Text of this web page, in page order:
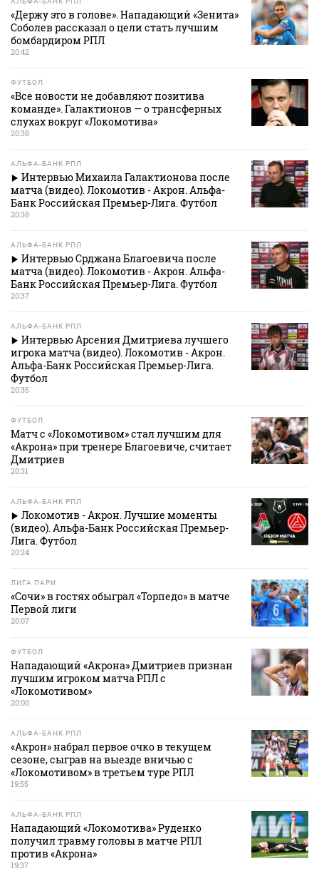
«Держу это в голове». Нападающий «Зенита»
Соболев рассказал о цели стать лучшим
бомбардиром РПЛ
20:42
ФУТБОЛ
«Все новости не добавляют позитива
команде». Галактионов — о трансферных
слухах вокруг «Локомотива»
20:38
АЛЬФА-БАНК РПЛ
Интервью Михаила Галактионова после
матча (видео). Локомотив - Акрон. Альфа-
Банк Российская Премьер-Лига. Футбол
20:38
АЛЬФА-БАНК РПЛ
Интервью Срджана Благоевича после
матча (видео). Локомотив - Акрон. Альфа-
Банк Российская Премьер-Лига. Футбол
20:37
АЛЬФА-БАНК РПЛ
Интервью Арсения Дмитриева лучшего
игрока матча (видео). Локомотив - Акрон.
Альфа-Банк Российская Премьер-Лига.
Футбол
20:35
ФУТБОЛ
Матч с «Локомотивом» стал лучшим для
«Акрона» при тренере Благоевиче, считает
Дмитриев
20:31
АЛЬФА-БАНК РПЛ
Локомотив - Акрон. Лучшие моменты
(видео). Альфа-Банк Российская Премьер-
Лига. Футбол
20:24
ЛИГА ПАРИ
«Сочи» в гостях обыграл «Торпедо» в матче
Первой лиги
20:07
ФУТБОЛ
Нападающий «Акрона» Дмитриев признан
лучшим игроком матча РПЛ с
«Локомотивом»
20:00
АЛЬФА-БАНК РПЛ
«Акрон» набрал первое очко в текущем
сезоне, сыграв на выезде вничью с
«Локомотивом» в третьем туре РПЛ
19:55
АЛЬФА-БАНК РПЛ
Нападающий «Локомотива» Руденко
получил травму головы в матче РПЛ
против «Акрона»
19:37